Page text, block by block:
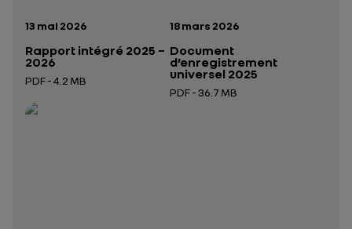
Date de publication:
13 mai 2026
Rapport intégré 2025 –
2026
PDF - 4.2 MB
Ouverture dans un nouvel onglet
Date de publication:
18 mars 2026
Document
d’enregistrement
universel 2025
PDF - 36.7 MB